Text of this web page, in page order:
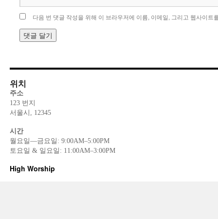
다음 번 댓글 작성을 위해 이 브라우저에 이름, 이메일, 그리고 웹사이트
위치
주소
123 번지
서울시, 12345
시간
월요일—금요일: 9:00AM–5:00PM
토요일 & 일요일: 11:00AM–3:00PM
High Worship